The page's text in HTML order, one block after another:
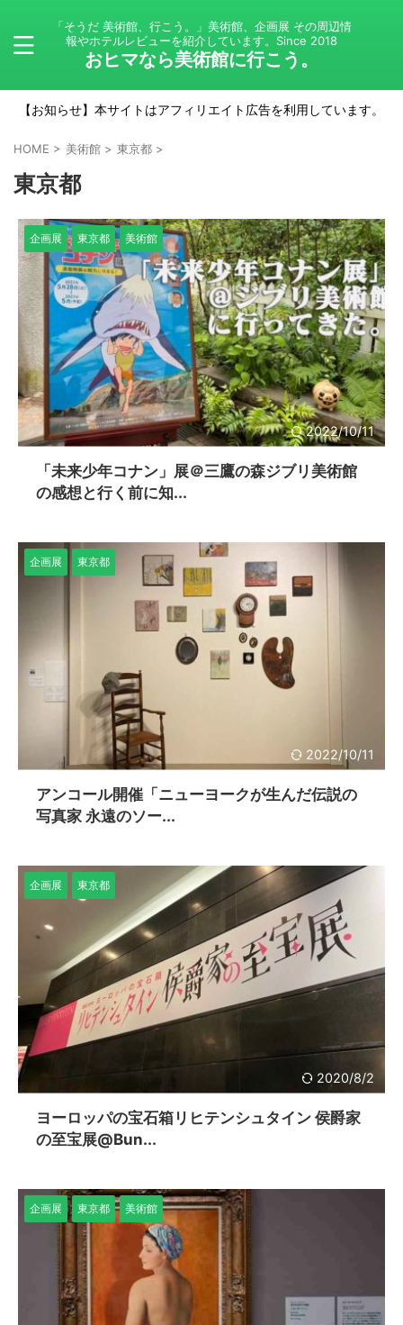
「そうだ 美術館、行こう。」美術館、企画展 その周辺情
報やホテルレビューを紹介しています。Since 2018
おヒマなら美術館に行こう。
【お知らせ】本サイトはアフィリエイト広告を利用しています。
HOME > 美術館 > 東京都 >
東京都
2022/10/11
企画展 東京都 美術館
「未来少年コナン」展＠三鷹の森ジブリ美術館
の感想と行く前に知...
2022/10/11
企画展 東京都
アンコール開催「ニューヨークが生んだ伝説の
写真家 永遠のソー...
2020/8/2
企画展 東京都
ヨーロッパの宝石箱リヒテンシュタイン 侯爵家
の至宝展@Bun...
企画展 東京都 美術館